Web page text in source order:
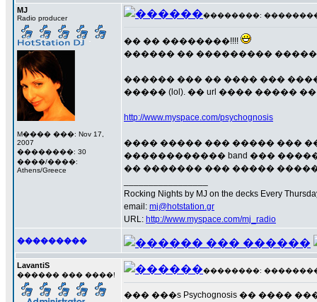
MJ
Radio producer
M���� ���: Nov 17,
2007
��������: 30
����/����:
Athens/Greece
��������: ���������
�� �� ��������!!!!
������ �� ���������
������ ��� �� ���� ���
����� (lol). �� url ���� �����
http://www.myspace.com/psychognosis
���� ����� ��� ����� ���
������������ band ���
�� ������� ��� �����
Rocking Nights by MJ on the decks Every
email: mj@hotstation.gr
URL: http://www.myspace.com/mj_radio
���������
LavantiS
������ ��� ����!
��������: ���������
��� ���s Psychognosis �� ����